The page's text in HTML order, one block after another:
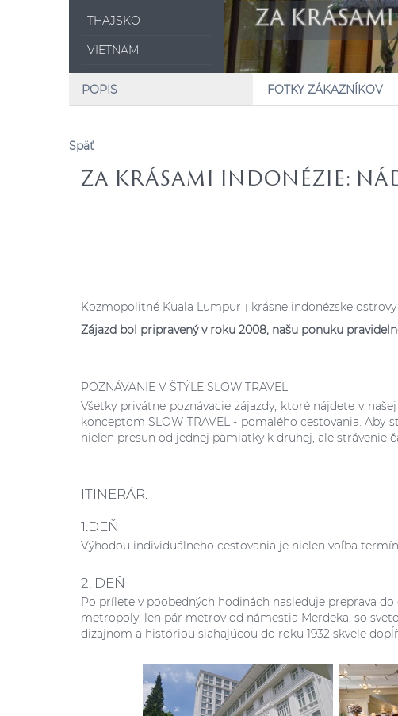
THAJSKO
VIETNAM
ZA
POPIS FOTKY ZÁKAZNÍKOV
Späť
ZA KRÁSAMI INDONÉZIE:
Kozmopolitné Kuala Lumpur
krásne indonézske
Zájazd bol pripravený v roku 2008, našu ponuku
POZNÁVANIE V ŠTÝLE SLOW TRAVEL
Všetky privátne poznávacie zájazdy, ktoré nájdete v
konceptom SLOW TRAVEL - pomalého cestovania.
nielen presun od jednej pamiatky k druhej, ale strávenie
ITINERÁR:
1.DEŇ
Výhodou individuálneho cestovania je nielen voľba
2. DEŇ
Po prílete v poobedných hodinách nasleduje preprava
metropoly, len pár metrov od námestia Merdeka, so
dizajnom a históriou siahajúcou do roku 1932 skvele